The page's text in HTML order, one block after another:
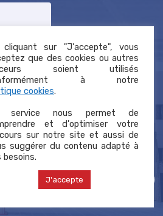
tous droits réservés
des données
cliquant sur "J'accepte", vous
que des cookies ou autres
soient utilisés
à notre
cookies.
service nous permet de
et d'optimiser votre
sur notre site et aussi de
suggérer du contenu adapté à
besoins.
J'accepte